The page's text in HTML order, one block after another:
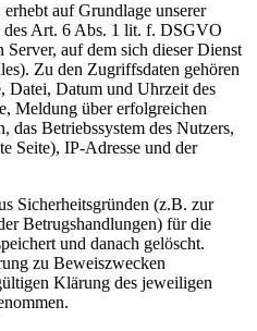
auf Grundlage unserer
des Art. 6 Abs. 1 lit. f. DSGVO
auf dem sich dieser Dienst
Zu den Zugriffsdaten gehören
Datei, Datum und Uhrzeit des
Meldung über erfolgreichen
Betriebssystem des Nutzers,
Seite), IP-Adresse und der
Sicherheitsgründen (z.B. zur
Betrugshandlungen) für die
und danach gelöscht.
zu Beweiszwecken
Klärung des jeweiligen